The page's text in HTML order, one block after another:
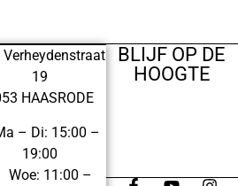
Verheydenstraat
19
HAASRODE
– Di: 15:00 –
19:00
11:00 –
BLIJF OP DE
HOOGTE